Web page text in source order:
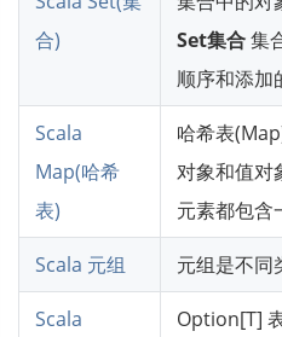
合)
Set集合集
顺序和添加
Scala
Map(哈希
表)
哈希表
对象和值对
元素都包含
Scala 元组 元组是不同
Scala
Option[T]